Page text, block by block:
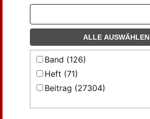
ALLE AUSWÄHLEN
Band (126)
Heft (71)
Beitrag (27304)